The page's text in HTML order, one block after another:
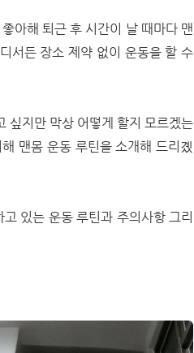
아해 퇴근 후 시간이 날 때마다 맨
서든 장소 제약 없이 운동을 할 수
싶지만 막상 어떻게 할지 모르겠는
맨몸 운동 루틴을 소개해 드리곘
있는 운동 루틴과 주의사항 그리